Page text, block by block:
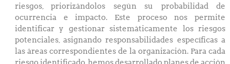
riesgos, priorizándolos según su probabilidad de
ocurrencia e impacto. Este proceso nos permite
identificar y gestionar sistemáticamente los riesgos
potenciales, asignando responsabilidades específicas a
las áreas correspondientes de la organización. Para cada